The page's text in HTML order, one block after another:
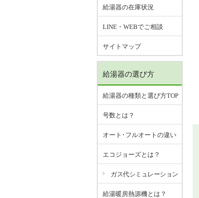
給湯器の在庫状況
LINE・WEBでご相談
サイトマップ
給湯器の選び方
給湯器の種類と選び方TOP
号数とは？
オート･フルオートの違い
エコジョーズとは？
ガス代シミュレーション
給湯暖房熱源機とは？